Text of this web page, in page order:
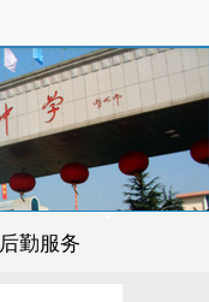
后勤服务